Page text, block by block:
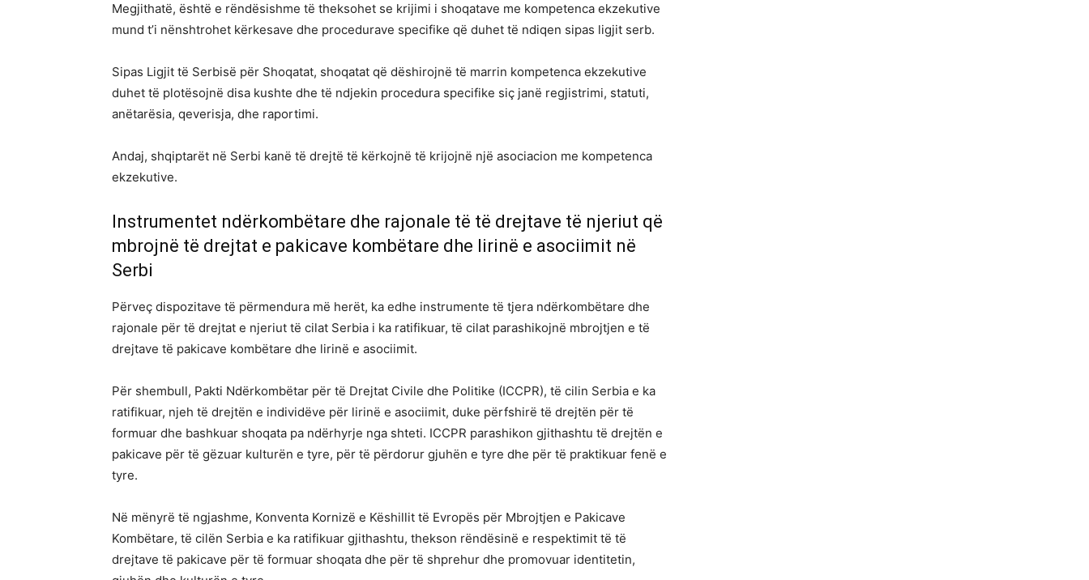
Megjithatë, është e rëndësishme të theksohet se krijimi i shoqatave me kompetenca ekzekutive
mund t’i nënshtrohet kërkesave dhe procedurave specifike që duhet të ndiqen sipas ligjit serb.
Sipas Ligjit të Serbisë për Shoqatat, shoqatat që dëshirojnë të marrin kompetenca ekzekutive
duhet të plotësojnë disa kushte dhe të ndjekin procedura specifike siç janë regjistrimi, statuti,
anëtarësia, qeverisja, dhe raportimi.
Andaj, shqiptarët në Serbi kanë të drejtë të kërkojnë të krijojnë një asociacion me kompetenca
ekzekutive.
Instrumentet ndërkombëtare dhe rajonale të të drejtave të njeriut që
mbrojnë të drejtat e pakicave kombëtare dhe lirinë e asociimit në
Serbi
Përveç dispozitave të përmendura më herët, ka edhe instrumente të tjera ndërkombëtare dhe
rajonale për të drejtat e njeriut të cilat Serbia i ka ratifikuar, të cilat parashikojnë mbrojtjen e të
drejtave të pakicave kombëtare dhe lirinë e asociimit.
Për shembull, Pakti Ndërkombëtar për të Drejtat Civile dhe Politike (ICCPR), të cilin Serbia e ka
ratifikuar, njeh të drejtën e individëve për lirinë e asociimit, duke përfshirë të drejtën për të
formuar dhe bashkuar shoqata pa ndërhyrje nga shteti. ICCPR parashikon gjithashtu të drejtën e
pakicave për të gëzuar kulturën e tyre, për të përdorur gjuhën e tyre dhe për të praktikuar fenë e
tyre.
Në mënyrë të ngjashme, Konventa Kornizë e Këshillit të Evropës për Mbrojtjen e Pakicave
Kombëtare, të cilën Serbia e ka ratifikuar gjithashtu, thekson rëndësinë e respektimit të të
drejtave të pakicave për të formuar shoqata dhe për të shprehur dhe promovuar identitetin,